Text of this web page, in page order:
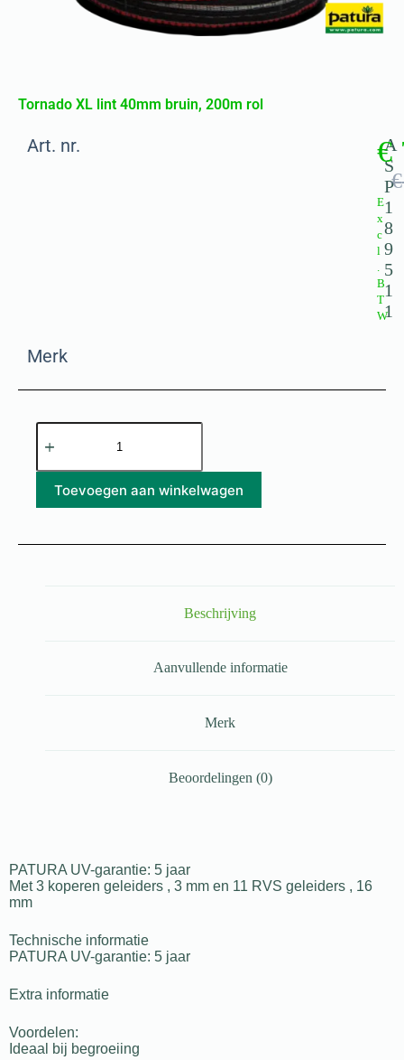
Tornado XL lint 40mm bruin, 200m rol
Art. nr.
A
S
P
1
8
9
5
1
1
€
€
E
x
c
l
.
B
T
W
Merk
Toevoegen aan winkelwagen
Beschrijving
Aanvullende informatie
Merk
Beoordelingen (0)
PATURA UV-garantie: 5 jaar
Met 3 koperen geleiders , 3 mm en 11 RVS geleiders , 16
mm
Technische informatie
PATURA UV-garantie: 5 jaar
Extra informatie
Voordelen:
Ideaal bij begroeiing